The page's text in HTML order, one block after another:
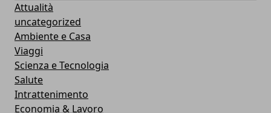
Attualità
uncategorized
Ambiente e Casa
Viaggi
Scienza e Tecnologia
Salute
Intrattenimento
Economia & Lavoro